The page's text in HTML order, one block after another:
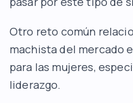
Otro reto común
machista del mercado
para las mujeres,
liderazgo.